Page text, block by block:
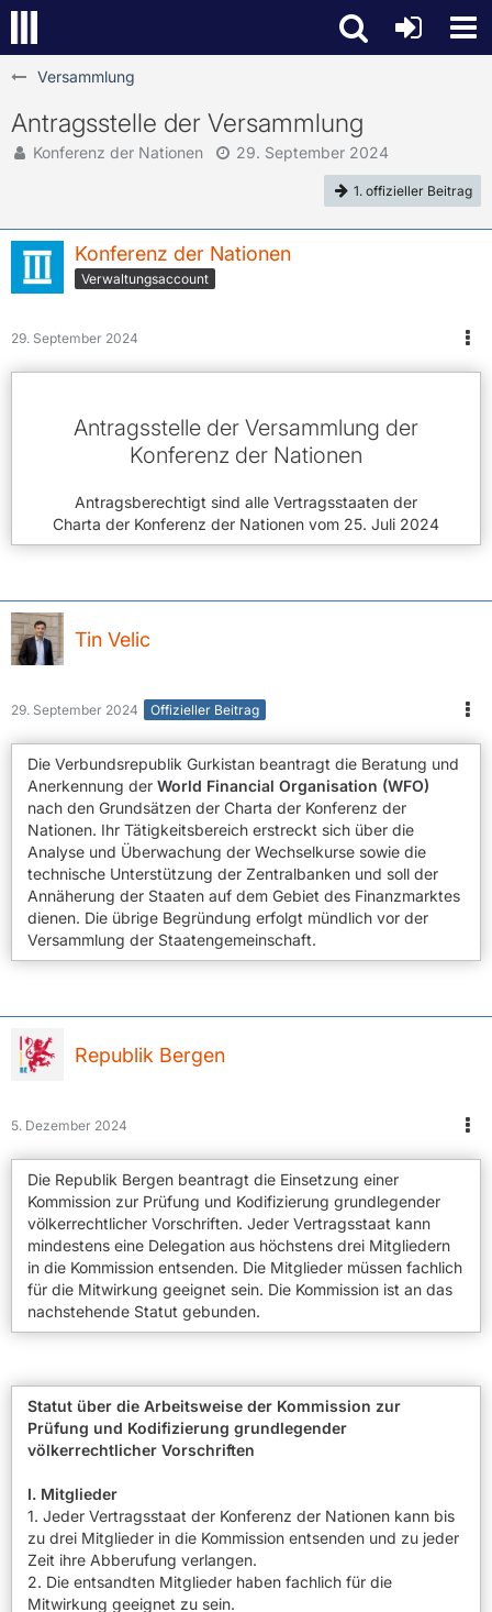
Versammlung
Antragsstelle der Versammlung
Konferenz der Nationen 29. September 2024
1. offizieller Beitrag
Konferenz der Nationen
Verwaltungsaccount
29. September 2024
Antragsstelle der Versammlung der
Konferenz der Nationen
Antragsberechtigt sind alle Vertragsstaaten der
Charta der Konferenz der Nationen vom 25. Juli 2024
Tin Velic
29. September 2024 Offizieller Beitrag
Die Verbundsrepublik Gurkistan beantragt die Beratung und
Anerkennung der World Financial Organisation (WFO)
nach den Grundsätzen der Charta der Konferenz der
Nationen. Ihr Tätigkeitsbereich erstreckt sich über die
Analyse und Überwachung der Wechselkurse sowie die
technische Unterstützung der Zentralbanken und soll der
Annäherung der Staaten auf dem Gebiet des Finanzmarktes
dienen. Die übrige Begründung erfolgt mündlich vor der
Versammlung der Staatengemeinschaft.
Republik Bergen
5. Dezember 2024
Die Republik Bergen beantragt die Einsetzung einer
Kommission zur Prüfung und Kodifizierung grundlegender
völkerrechtlicher Vorschriften. Jeder Vertragsstaat kann
mindestens eine Delegation aus höchstens drei Mitgliedern
in die Kommission entsenden. Die Mitglieder müssen fachlich
für die Mitwirkung geeignet sein. Die Kommission ist an das
nachstehende Statut gebunden.
Statut über die Arbeitsweise der Kommission zur
Prüfung und Kodifizierung grundlegender
völkerrechtlicher Vorschriften
I. Mitglieder
1. Jeder Vertragsstaat der Konferenz der Nationen kann bis
zu drei Mitglieder in die Kommission entsenden und zu jeder
Zeit ihre Abberufung verlangen.
2. Die entsandten Mitglieder haben fachlich für die
Mitwirkung geeignet zu sein.